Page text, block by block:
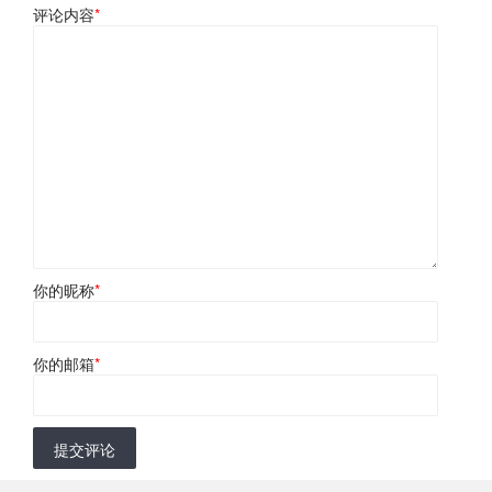
评论内容*
你的昵称*
你的邮箱*
提交评论